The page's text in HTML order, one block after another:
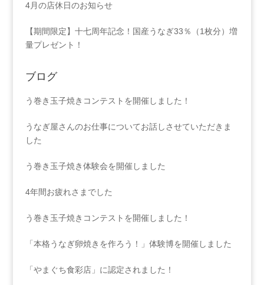
4月の店休日のお知らせ
【期間限定】十七周年記念！国産うなぎ33％（1枚分）増
量プレゼント！
ブログ
う巻き玉子焼きコンテストを開催しました！
うなぎ屋さんのお仕事についてお話しさせていただきま
した
う巻き玉子焼き体験会を開催しました
4年間お疲れさまでした
う巻き玉子焼きコンテストを開催しました！
「本格うなぎ卵焼きを作ろう！」体験博を開催しました
「やまぐち食彩店」に認定されました！